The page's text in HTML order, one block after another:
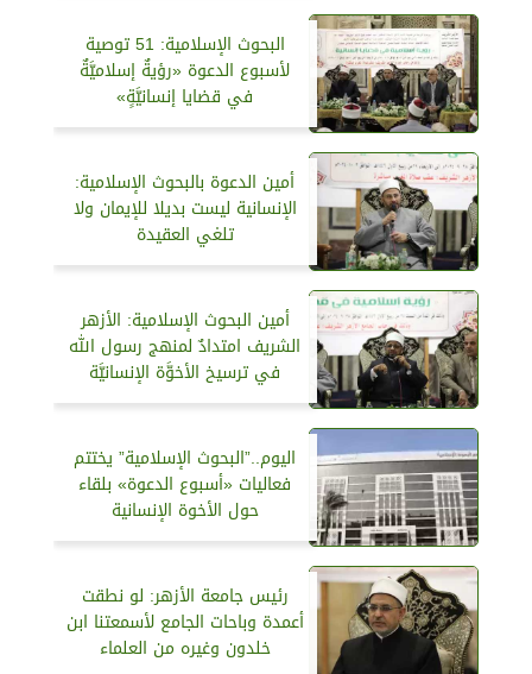
البحوث الإسلامية: 51 توصية
لأسبوع الدعوة «رؤيةٌ إسلاميَّةٌ
في قضايا إنسانيَّةٍ»
أمين الدعوة بالبحوث الإسلامية:
الإنسانية ليست بديلا للإيمان ولا
تلغي العقيدة
أمين البحوث الإسلامية: الأزهر
الشريف امتدادٌ لمنهج رسول الله
في ترسيخ الأخوَّة الإنسانيَّة
اليوم..”البحوث الإسلامية” يختتم
فعاليات «أسبوع الدعوة» بلقاء
حول الأخوة الإنسانية
رئيس جامعة الأزهر: لو نطقت
أعمدة وباحات الجامع لأسمعتنا ابن
خلدون وغيره من العلماء